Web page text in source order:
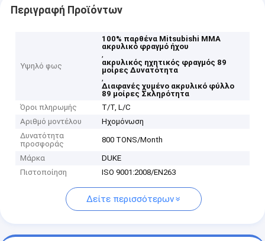
Περιγραφή Προϊόντων
Υψηλό φως
100% παρθένα Mitsubishi MMA
ακρυλικό φραγμό ήχου
,
ακρυλικός ηχητικός φραγμός 89
μοίρες Δυνατότητα
,
Διαφανές χυμένο ακρυλικό φύλλο
89 μοίρες Σκληρότητα
Όροι πληρωμής
T/T, L/C
Αριθμό μοντέλου
Ηχομόνωση
Δυνατότητα
προσφοράς
800 TONS/Month
Μάρκα
DUKE
Πιστοποίηση
ISO 9001:2008/EN263
Δείτε περισσότερων